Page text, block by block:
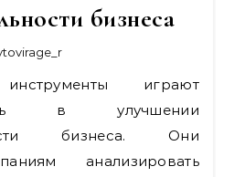
бизнеса
в улучшении
бизнеса. Они
анализировать